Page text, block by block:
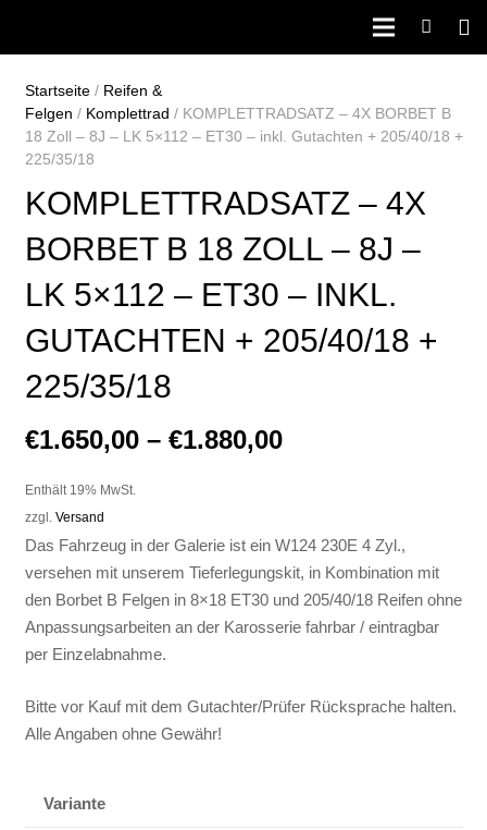
Startseite/ Reifen &
Felgen / Komplettrad / KOMPLETTRADSATZ – 4X BORBET B
18 Zoll – 8J – LK 5×112 – ET30 – inkl. Gutachten + 205/40/18 +
225/35/18
KOMPLETTRADSATZ – 4X
BORBET B 18 ZOLL – 8J –
LK 5×112 – ET30 – INKL.
GUTACHTEN + 205/40/18 +
225/35/18
€1.650,00– €1.880,00
Enthält 19% MwSt.
zzgl. Versand
Das Fahrzeug in der Galerie ist ein W124 230E 4 Zyl.,
versehen mit unserem Tieferlegungskit, in Kombination mit
den Borbet B Felgen in 8×18 ET30 und 205/40/18 Reifen ohne
Anpassungsarbeiten an der Karosserie fahrbar / eintragbar
per Einzelabnahme.
Bitte vor Kauf mit dem Gutachter/Prüfer Rücksprache halten.
Alle Angaben ohne Gewähr!
Variante